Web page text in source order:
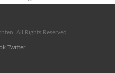
All Rights Reserved.
Twitter